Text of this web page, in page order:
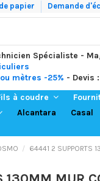
papier Demande
Spécialiste -
mètres -25% - Devis
à coudre
Alcantara Casal
64441 2 SUPPORTS